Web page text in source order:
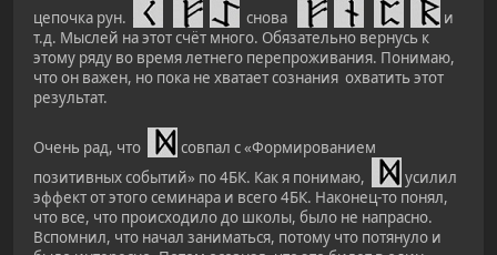
цепочка рун.
снова
и
т.д. Мыслей на этот счёт много. Обязательно вернусь к
этому ряду во время летнего перепроживания. Понимаю,
что он важен, но пока не хватает сознания охватить этот
результат.
Очень рад, что
совпал с «Формированием
позитивных событий» по 4БК. Как я понимаю,
усилил
эффект от этого семинара и всего 4БК. Наконец-то понял,
что все, что происходило до школы, было не напрасно.
Вспомнил, что начал заниматься, потому что потянуло и